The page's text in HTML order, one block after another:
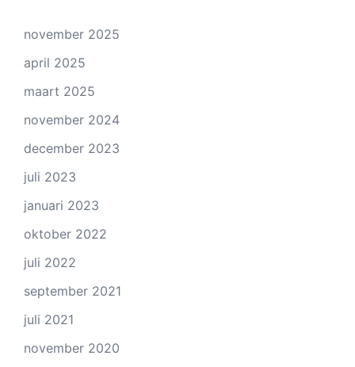
november 2025
april 2025
maart 2025
november 2024
december 2023
juli 2023
januari 2023
oktober 2022
juli 2022
september 2021
juli 2021
november 2020